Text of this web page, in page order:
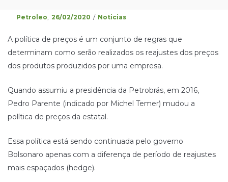
Petroleo Posted
26/02/2020
Posted
Noticias
A política de preços é um conjunto de regras que
determinam como serão realizados os reajustes dos preços
dos produtos produzidos por uma empresa.
Quando assumiu a presidência da Petrobrás, em 2016,
Pedro Parente (indicado por Michel Temer) mudou a
política de preços da estatal.
Essa política está sendo continuada pelo governo
Bolsonaro apenas com a diferença de período de reajustes
mais espaçados (hedge).